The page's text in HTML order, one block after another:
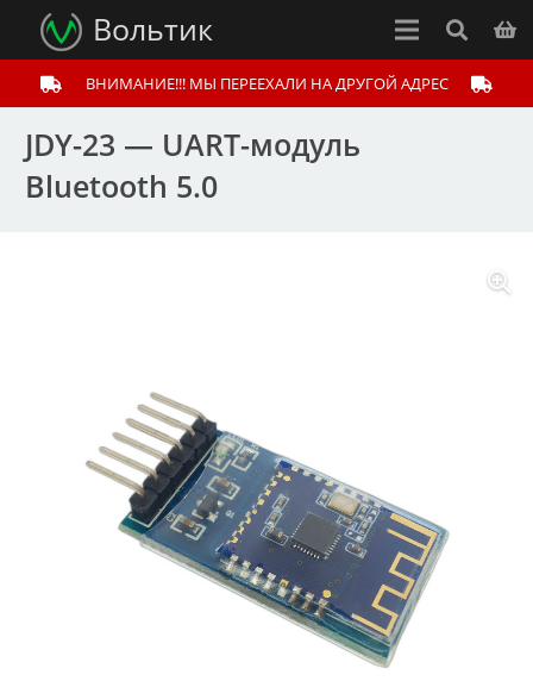
Вольтик
ВНИМАНИЕ!!! МЫ ПЕРЕЕХАЛИ НА ДРУГОЙ АДРЕС
JDY-23 — UART-модуль
Bluetooth 5.0